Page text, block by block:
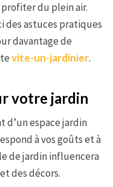
du plein air.
des astuces pratiques
davantage de
vite-un-jardinier.
votre jardin
d’un espace jardin
à vos goûts et à
de jardin influencera
des décors.